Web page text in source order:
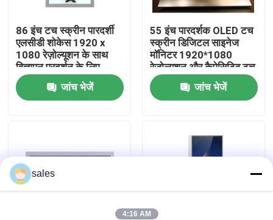
कारखाना भ्रमण
गुणवत्ता नियंत्रण
समाचार
86 इंच टच स्क्रीन पारदर्शी
एलसीडी शोकेस 1920 x
1080 रेज़ोल्यूशन के साथ
विज्ञापन प्रदर्शन के लिए
जांच भेजें
55 इंच पारदर्शक OLED टच
स्क्रीन डिजिटल साइनेज
मॉनिटर 1920*1080
रेज़ोल्यूशन और कैपेसिटिव टच
के साथ
जांच भेजें
sales
4:16 AM